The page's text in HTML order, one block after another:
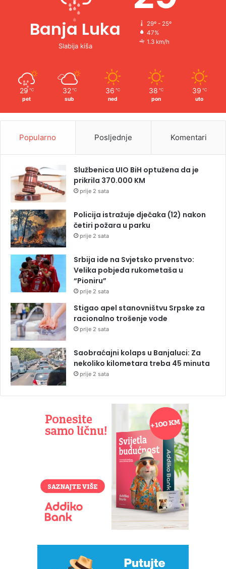
Banja Luka
Slabija kiša
29º - 25º
47%
1.3 km/h
29 ℃
pet
32 ℃
sub
36 ℃
ned
38 ℃
pon
39 ℃
uto
Popularno Posljednje Komentari
Službenica UIO BiH optužena da je
prikrila 370.000 KM
prije 2 sata
Policija istražuje dječaka (12) nakon
četiri požara u parku
prije 2 sata
Srbija ide na Svjetsko prvenstvo:
Velika pobjeda rukometaša u
“Pioniru”
prije 2 sata
Stigao apel stanovništvu Srpske za
racionalno trošenje vode
prije 2 sata
Saobraćajni kolaps u Banjaluci: Za
nekoliko kilometara treba 45 minuta
prije 2 sata